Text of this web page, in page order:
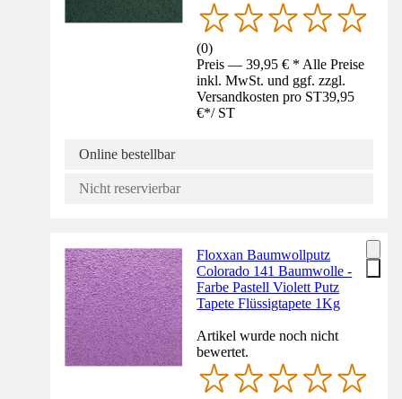
(0)
Preis — 39,95 € * Alle Preise
inkl. MwSt. und ggf. zzgl.
Versandkosten pro ST39,95
€*/ ST
Online bestellbar
Nicht reservierbar
Floxxan Baumwollputz
Colorado 141 Baumwolle -
Farbe Pastell Violett Putz
Tapete Flüssigtapete 1Kg
Artikel wurde noch nicht
bewertet.